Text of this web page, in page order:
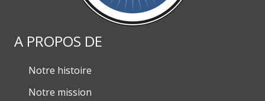
A PROPOS DE
Notre histoire
Notre mission